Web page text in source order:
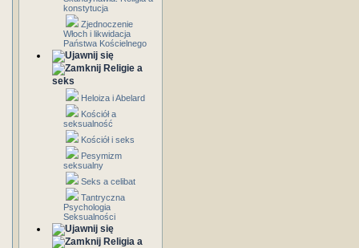
konstytucja
Zjednoczenie
Włoch i likwidacja
Państwa Kościelnego
Religie a
seks
Heloiza i Abelard
Kościół a
seksualność
Kościół i seks
Pesymizm
seksualny
Seks a celibat
Tantryczna
Psychologia
Seksualności
Religia a